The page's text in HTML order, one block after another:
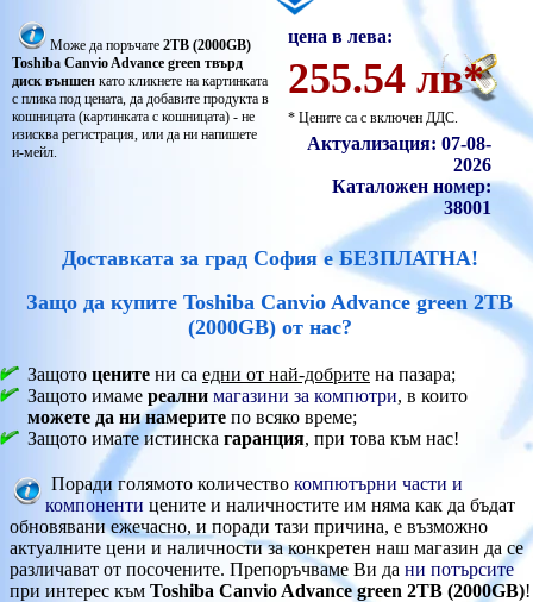
Може да поръчате 2TB (2000GB)
Toshiba Canvio Advance green твърд
диск външен като кликнете на картинката
с плика под цената, да добавите продукта в
кошницата (картинката с кошницата) - не
изисква регистрация, или да ни напишете
и-мейл.
цена в лева:
255.54 лв*
* Цените са с включен ДДС.
Актуализация: 07-08-
2026
Каталожен номер:
38001
Доставката за град София е БЕЗПЛАТНА!
Защо да купите Toshiba Canvio Advance green 2TB
(2000GB) от нас?
Защото цените ни са едни от най-добрите на пазара;
Защото имаме реални магазини за компютри, в които
можете да ни намерите по всяко време;
Защото имате истинска гаранция, при това към нас!
Поради голямото количество компютърни части и
компоненти цените и наличностите им няма как да бъдат
обновявани ежечасно, и поради тази причина, е възможно
актуалните цени и наличности за конкретен наш магазин да се
различават от посочените. Препоръчваме Ви да ни потърсите
при интерес към Toshiba Canvio Advance green 2TB (2000GB)!